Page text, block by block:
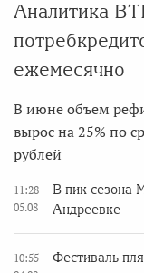
Аналитика
ежемесячно
В июне объем
вырос на 25% по
рублей
11:28
05.08
В пик сезона
Андреевке
10:55
Фестиваль